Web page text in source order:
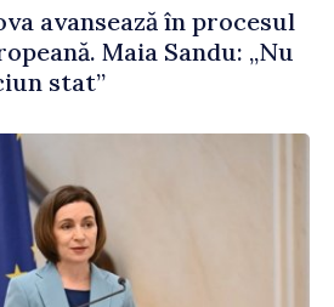
avansează în procesul
Maia Sandu: „Nu
stat”